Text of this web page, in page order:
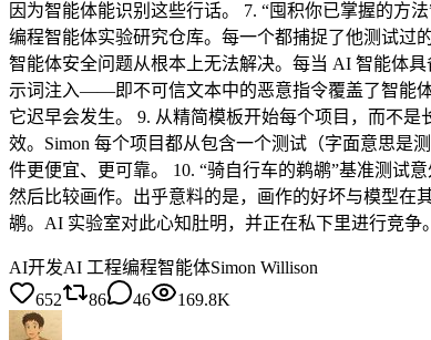
因为智能体能识别这些行话。 7. “囤积你已掌握的方
编程智能体实验研究仓库。每一个都捕捉了他测试过
智能体安全问题从根本上无法解决。每当 AI 智能体
示词注入——即不可信文本中的恶意指令覆盖了智能
它迟早会发生。 9. 从精简模板开始每个项目，而不
效。Simon 每个项目都从包含一个测试（字面意思是
件更便宜、更可靠。 10. “骑自行车的鹈鹕”基准测试
然后比较画作。出乎意料的是，画作的好坏与模型在
鹕。AI 实验室对此心知肚明，并正在私下里进行竞争
AI开发AI 工程编程智能体Simon Willison
652
86 46 169.8K